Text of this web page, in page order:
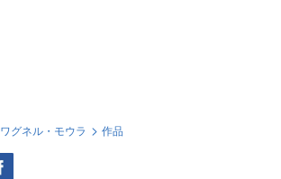
ワグネル・モウラ 作品